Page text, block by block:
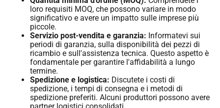
loro requisiti MOQ, che possono variare in modo
significativo e avere un impatto sulle imprese più
piccole.
Servizio post-vendita e garanzia: Informatevi sui
periodi di garanzia, sulla disponibilità dei pezzi di
ricambio e sull'assistenza tecnica. Questo aspetto è
fondamentale per garantire l'affidabilità a lungo
termine.
Spedizione e logistica: Discutete i costi di
spedizione, i tempi di consegna e i metodi di
spedizione preferiti. Alcuni produttori possono avere